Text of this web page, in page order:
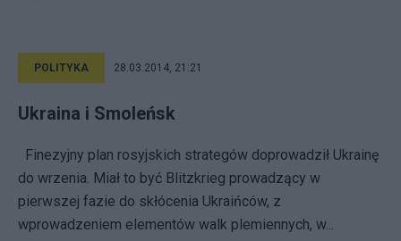
POLITYKA 28.03.2014, 21:21
Ukraina i Smoleńsk
Finezyjny plan rosyjskich strategów doprowadził Ukrainę
do wrzenia. Miał to być Blitzkrieg prowadzący w
pierwszej fazie do skłócenia Ukraińców, z
wprowadzeniem elementów walk plemiennych, w...